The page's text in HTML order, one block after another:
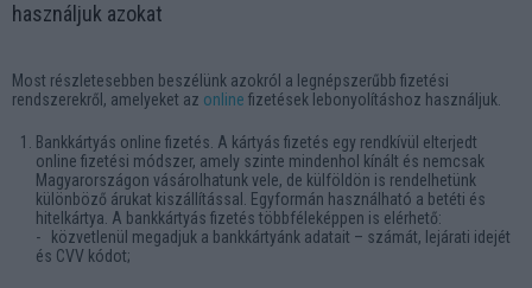
használjuk azokat
Most részletesebben beszélünk azokról a legnépszerűbb fizetési
rendszerekről, amelyeket az online fizetések lebonyolításhoz használjuk.
Bankkártyás online fizetés. A kártyás fizetés egy rendkívül elterjedt
online fizetési módszer, amely szinte mindenhol kínált és nemcsak
Magyarországon vásárolhatunk vele, de külföldön is rendelhetünk
különböző árukat kiszállítással. Egyformán használható a betéti és
hitelkártya. A bankkártyás fizetés többféleképpen is elérhető:
- közvetlenül megadjuk a bankkártyánk adatait – számát, lejárati idejét
és CVV kódot;